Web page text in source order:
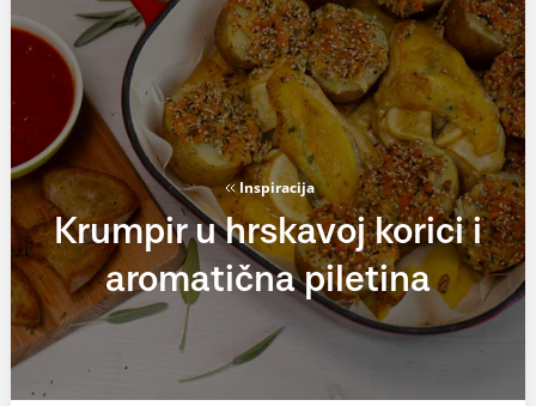
Inspiracija
Krumpir u hrskavoj korici i
aromatična piletina